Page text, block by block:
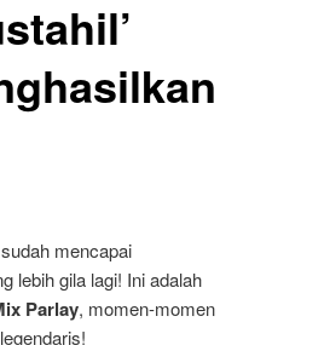
mencapai
lebih gila lagi! Ini adalah
Parlay, momen-momen